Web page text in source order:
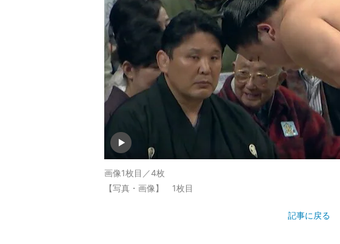
画像1枚目／4枚
【写真・画像】 1枚目
記事に戻る